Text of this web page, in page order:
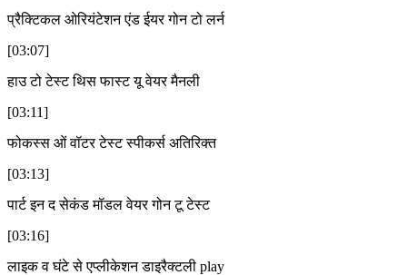
प्रैक्टिकल ओरियंटेशन एंड ईयर गोन टो लर्न
[03:07]
हाउ टो टेस्ट थिस फास्ट यू वेयर मैनली
[03:11]
फोकस्स ओं वॉटर टेस्ट स्पीकर्स अतिरिक्त
[03:13]
पार्ट इन द सेकंड मॉडल वेयर गोन टू टेस्ट
[03:16]
लाइक व घंटे से एप्लीकेशन डाइरैक्टली play